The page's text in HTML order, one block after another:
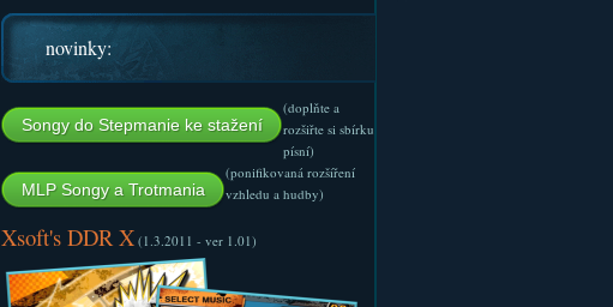
novinky:
Songy do Stepmanie ke stažení
(doplňte a
rozšiřte si sbírku
písní)
MLP Songy a Trotmania
(ponifikovaná rozšíření
vzhledu a hudby)
Xsoft's DDR X(1.3.2011 - ver 1.01)